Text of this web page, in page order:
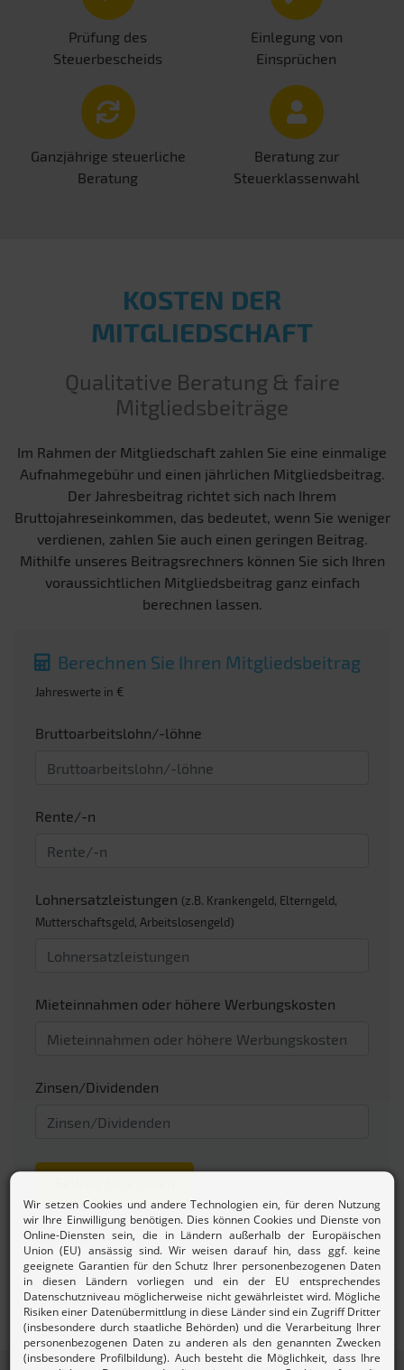
Prüfung des
Steuerbescheids
Einlegung von
Einsprüchen
Ganzjährige steuerliche
Beratung
Beratung zur
Steuerklassenwahl
KOSTEN DER
MITGLIEDSCHAFT
Qualitative Beratung & faire
Mitgliedsbeiträge
Im Rahmen der Mitgliedschaft zahlen Sie eine einmalige
Aufnahmegebühr und einen jährlichen Mitgliedsbeitrag.
Der Jahresbeitrag richtet sich nach Ihrem
Bruttojahreseinkommen, das bedeutet, wenn Sie weniger
verdienen, zahlen Sie auch einen geringen Beitrag.
Mithilfe unseres Beitragsrechners können Sie sich Ihren
voraussichtlichen Mitgliedsbeitrag ganz einfach
berechnen lassen.
Berechnen Sie Ihren Mitgliedsbeitrag
Jahreswerte in €
Bruttoarbeitslohn/-löhne
Rente/-n
Lohnersatzleistungen (z.B. Krankengeld, Elterngeld,
Mutterschaftsgeld, Arbeitslosengeld)
Mieteinnahmen oder höhere Werbungskosten
Zinsen/Dividenden
Mehr zurBeitragsordnung und den Gebühren des
Lohnsteuerhilfevereins.